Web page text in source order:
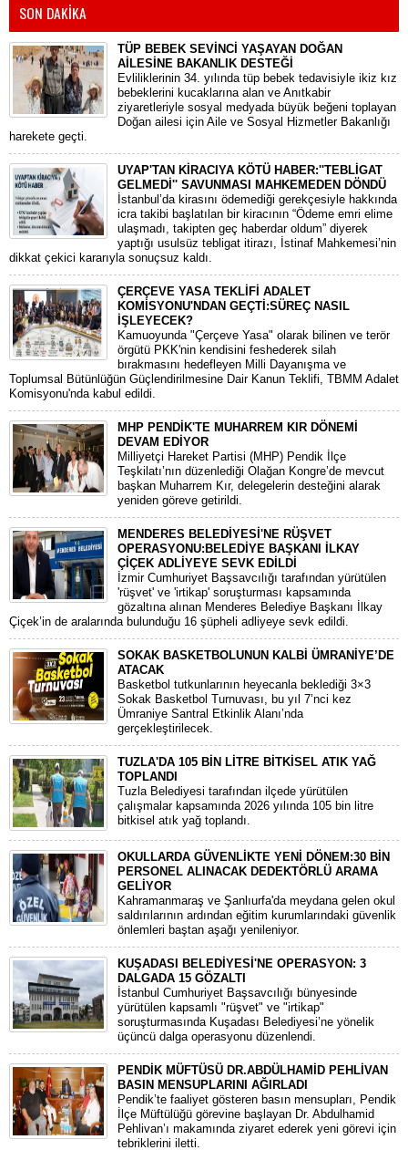
SON DAKİKA
TÜP BEBEK SEVİNCİ YAŞAYAN DOĞAN
AİLESİNE BAKANLIK DESTEĞİ
​Evliliklerinin 34. yılında tüp bebek tedavisiyle ikiz kız
bebeklerini kucaklarına alan ve Anıtkabir
ziyaretleriyle sosyal medyada büyük beğeni toplayan
Doğan ailesi için Aile ve Sosyal Hizmetler Bakanlığı
harekete geçti.
UYAP'TAN KİRACIYA KÖTÜ HABER:''TEBLİGAT
GELMEDİ'' SAVUNMASI MAHKEMEDEN DÖNDÜ
​İstanbul’da kirasını ödemediği gerekçesiyle hakkında
icra takibi başlatılan bir kiracının “Ödeme emri elime
ulaşmadı, takipten geç haberdar oldum” diyerek
yaptığı usulsüz tebligat itirazı, İstinaf Mahkemesi’nin
dikkat çekici kararıyla sonuçsuz kaldı.
ÇERÇEVE YASA TEKLİFİ ADALET
KOMİSYONU'NDAN GEÇTİ:SÜREÇ NASIL
İŞLEYECEK?
​Kamuoyunda "Çerçeve Yasa" olarak bilinen ve terör
örgütü PKK'nin kendisini feshederek silah
bırakmasını hedefleyen Milli Dayanışma ve
Toplumsal Bütünlüğün Güçlendirilmesine Dair Kanun Teklifi, TBMM Adalet
Komisyonu'nda kabul edildi.
MHP PENDİK'TE MUHARREM KIR DÖNEMİ
DEVAM EDİYOR
​Milliyetçi Hareket Partisi (MHP) Pendik İlçe
Teşkilatı’nın düzenlediği Olağan Kongre’de mevcut
başkan Muharrem Kır, delegelerin desteğini alarak
yeniden göreve getirildi.
MENDERES BELEDİYESİ'NE RÜŞVET
OPERASYONU:BELEDİYE BAŞKANI İLKAY
ÇİÇEK ADLİYEYE SEVK EDİLDİ
​İzmir Cumhuriyet Başsavcılığı tarafından yürütülen
'rüşvet' ve 'irtikap' soruşturması kapsamında
gözaltına alınan Menderes Belediye Başkanı İlkay
Çiçek’in de aralarında bulunduğu 16 şüpheli adliyeye sevk edildi.
SOKAK BASKETBOLUNUN KALBİ ÜMRANİYE’DE
ATACAK
Basketbol tutkunlarının heyecanla beklediği 3×3
Sokak Basketbol Turnuvası, bu yıl 7’nci kez
Ümraniye Santral Etkinlik Alanı’nda
gerçekleştirilecek.
TUZLA'DA 105 BİN LİTRE BİTKİSEL ATIK YAĞ
TOPLANDI
Tuzla Belediyesi tarafından ilçede yürütülen
çalışmalar kapsamında 2026 yılında 105 bin litre
bitkisel atık yağ toplandı.
OKULLARDA GÜVENLİKTE YENİ DÖNEM:30 BİN
PERSONEL ALINACAK DEDEKTÖRLÜ ARAMA
GELİYOR
​Kahramanmaraş ve Şanlıurfa'da meydana gelen okul
saldırılarının ardından eğitim kurumlarındaki güvenlik
önlemleri baştan aşağı yenileniyor.
KUŞADASI BELEDİYESİ'NE OPERASYON: 3
DALGADA 15 GÖZALTI
​İstanbul Cumhuriyet Başsavcılığı bünyesinde
yürütülen kapsamlı "rüşvet" ve "irtikap"
soruşturmasında Kuşadası Belediyesi’ne yönelik
üçüncü dalga operasyonu düzenlendi.
PENDİK MÜFTÜSÜ DR.ABDÜLHAMİD PEHLİVAN
BASIN MENSUPLARINI AĞIRLADI
​Pendik’te faaliyet gösteren basın mensupları, Pendik
İlçe Müftülüğü görevine başlayan Dr. Abdulhamid
Pehlivan’ı makamında ziyaret ederek yeni görevi için
tebriklerini iletti.